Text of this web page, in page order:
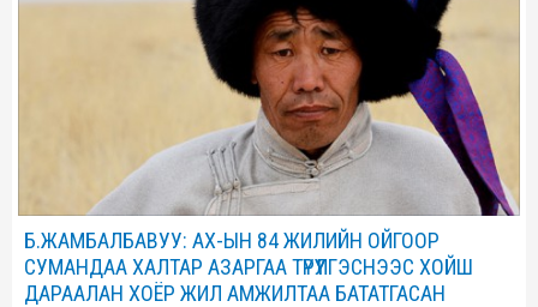
Б.ЖАМБАЛБАВУУ: АХ-ЫН 84 ЖИЛИЙН ОЙГООР
СУМАНДАА ХАЛТАР АЗАРГАА ТҮРҮҮЛГЭСНЭЭС ХОЙШ
ДАРААЛАН ХОЁР ЖИЛ АМЖИЛТАА БАТАТГАСАН